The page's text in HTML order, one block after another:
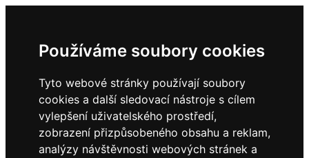
Používáme soubory cookies
Tyto webové stránky používají soubory
cookies a další sledovací nástroje s cílem
vylepšení uživatelského prostředí,
zobrazení přizpůsobeného obsahu a reklam,
analýzy návštěvnosti webových stránek a